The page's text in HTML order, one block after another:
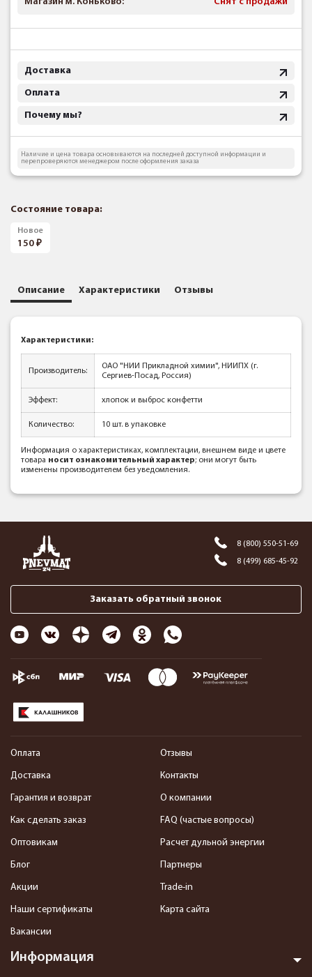
Доставка
Оплата
Почему мы?
Наличие и цена товара основываются на последней доступной информации и
перепроверяются менеджером после оформления заказа
Состояние товара:
Новое
150
Описание Характеристики Отзывы
Характеристики:
Производитель:
ОАО "НИИ Прикладной химии", НИИПХ (г.
Сергиев-Посад, Россия)
Эффект: хлопок и выброс конфетти
Количество: 10 шт. в упаковке
Информация о характеристиках, комплектации, внешнем виде и цвете
товара носит ознакомительный характер; они могут быть
изменены производителем без уведомления.
8 (800) 550-51-69
8 (499) 685-45-92
Заказать обратный звонок
Информация
Оплата
Доставка
Гарантия и возврат
Как сделать заказ
Оптовикам
Блог
Акции
Наши сертификаты
Вакансии
Отзывы
Контакты
О компании
FAQ (частые вопросы)
Расчет дульной энергии
Партнеры
Trade-in
Карта сайта